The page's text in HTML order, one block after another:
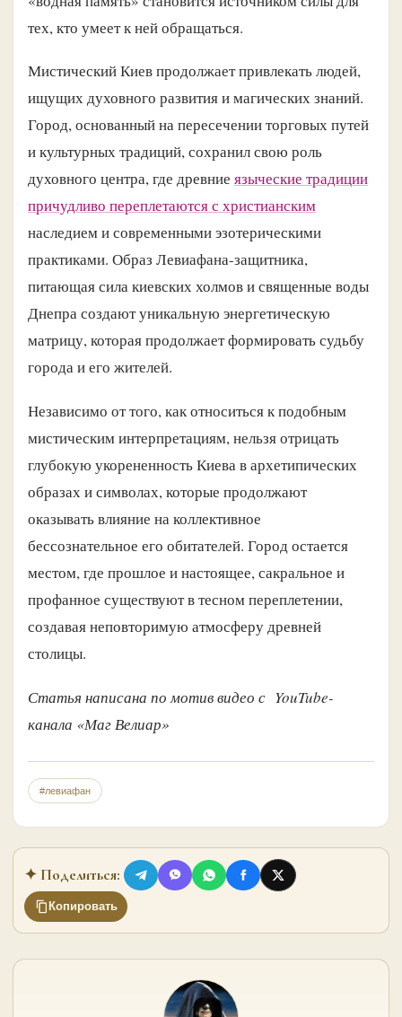
тех, кто умеет к ней обращаться.
Мистический Киев продолжает привлекать людей,
ищущих духовного развития и магических знаний.
Город, основанный на пересечении торговых путей
и культурных традиций, сохранил свою роль
духовного центра, где древние языческие традиции
причудливо переплетаются с христианским
наследием и современными эзотерическими
практиками. Образ Левиафана-защитника,
питающая сила киевских холмов и священные воды
Днепра создают уникальную энергетическую
матрицу, которая продолжает формировать судьбу
города и его жителей.
Независимо от того, как относиться к подобным
мистическим интерпретациям, нельзя отрицать
глубокую укорененность Киева в архетипических
образах и символах, которые продолжают
оказывать влияние на коллективное
бессознательное его обитателей. Город остается
местом, где прошлое и настоящее, сакральное и
профанное существуют в тесном переплетении,
создавая неповторимую атмосферу древней
столицы.
Статья написана по мотив видео с YouTube-
канала «Маг Велиар»
#левиафан
✦ Поделиться:
Копировать